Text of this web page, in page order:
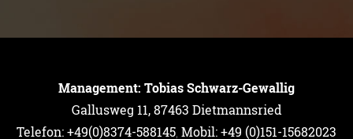
Management: Tobias Schwarz-Gewallig
Gallusweg 11, 87463 Dietmannsried
Telefon: +49(0)8374-588145 Mobil: +49 (0)151-15682023